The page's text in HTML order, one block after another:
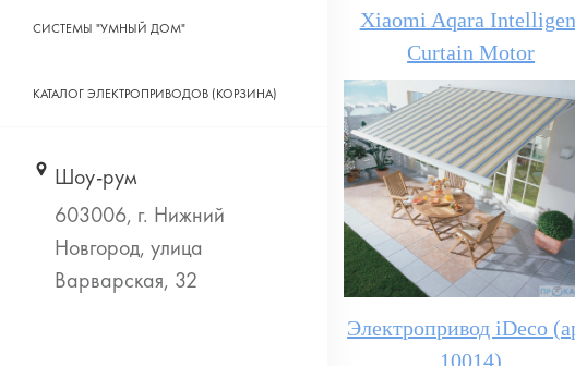
СИСТЕМЫ "УМНЫЙ ДОМ"
КАТАЛОГ ЭЛЕКТРОПРИВОДОВ (КОРЗИНА)
Xiaomi Aqara
Curtain Motor
Электропривод iDeco
10014)